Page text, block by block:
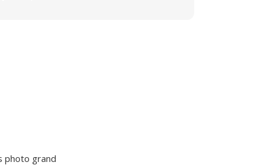
photo grand